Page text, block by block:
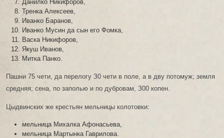
Данилко Никифоров,
Тренка Алексеев,
Иванко Баранов,
Иванко Мусин да сын его Фомка,
Васка Никифоров,
Якуш Иванов,
Митка Панко.
Пашни 75 чети, да перелогу З0 чети в поле, а в дву потомуж; земля
средняя; сена, по заполью и по дубровам, З00 копен.
Цыдвинских же крестьян мельницы колотовки:
мельница Михалка Афонасьева,
мельница Мартынка Гаврилова.